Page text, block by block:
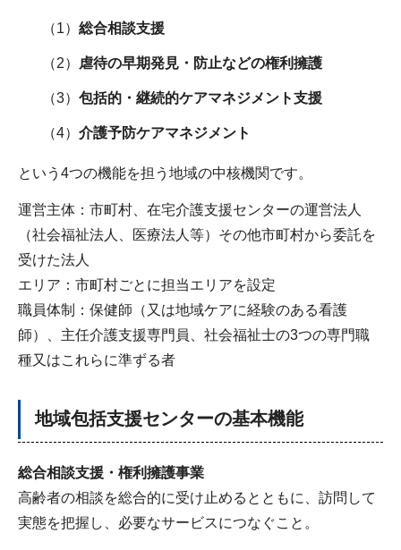
（1）総合相談支援
（2） 虐待の早期発見・防止などの権利擁護
（3）包括的・継続的ケアマネジメント支援
（4）介護予防ケアマネジメント
という4つの機能を担う地域の中核機関です。
運営主体：市町村、在宅介護支援センターの運営法人
（社会福祉法人、医療法人等）その他市町村から委託を
受けた法人
エリア：市町村ごとに担当エリアを設定
職員体制：保健師（又は地域ケアに経験のある看護
師）、主任介護支援専門員、社会福祉士の3つの専門職
種又はこれらに準ずる者
地域包括支援センターの基本機能
総合相談支援・権利擁護事業
高齢者の相談を総合的に受け止めるとともに、訪問して
実態を把握し、必要なサービスにつなぐこと。